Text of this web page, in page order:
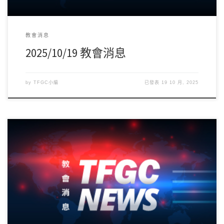
教會消息
2025/10/19 教會消息
by TFGC小編 已發表 19 10 月, 2025
下週10/19(日)為第三堂主日，將邀請馬來西亞新山迦略山門徒教會
主席、絲路華慕跨文化宣教學院教務主 […]